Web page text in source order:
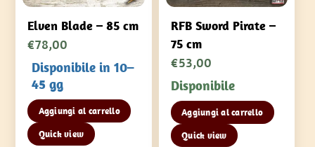
Elven Blade – 85 cm
€78,00
Disponibile in 10–
45 gg
Aggiungi al carrello
Quick view
RFB Sword Pirate –
75 cm
€53,00
Disponibile
Aggiungi al carrello
Quick view